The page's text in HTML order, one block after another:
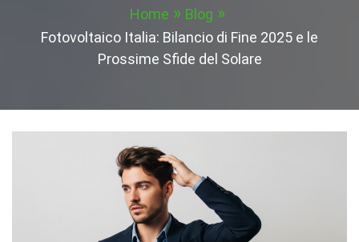
Home
Blog
Fotovoltaico Italia: Bilancio di Fine 2025 e le
Prossime Sfide del Solare